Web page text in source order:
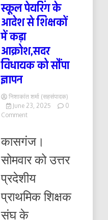
स्कूल पेयरिंग के
आदेश से शिक्षकों
में कड़ा
आक्रोश,सदर
विधायक को सौंपा
ज्ञापन
निशाकांत शर्मा (सहसंपादक)
June 23, 2025
0
Commenton
के
से
में
आक्रोश,सदर
को
कासगंज।
सोमवार को उत्तर
प्रदेशीय
प्राथमिक शिक्षक
संघ के